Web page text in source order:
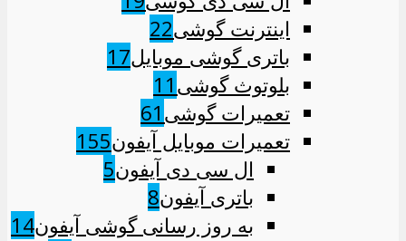
اینترنت گوشی22
باتری گوشی موبایل17
بلوتوث گوشی11
تعمیرات گوشی61
تعمیرات موبایل آیفون155
ال سی دی آیفون5
باتری آیفون8
به روز رسانی گوشی آیفون14